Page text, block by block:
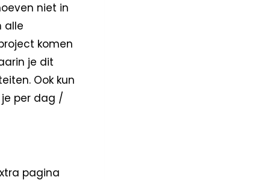
niet in
alle
komen
je dit
Ook kun
per dag /
pagina